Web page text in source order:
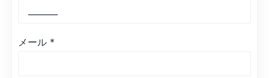
メール *